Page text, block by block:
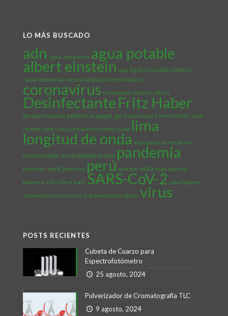
LO MÁS BUSCADO
adn agua agua perú agua potable
albert einstein app big data cambio climático
castañeda lossio ciencia aplicada ciencia básica
coronavirus cromosomas cáncer cólera
Desinfectante Fritz Haber
genoma humano geodésicas google gps huaicos perú invenciones isaac
newton josé luis justiniano martínez la luz lima
longitud de onda louis pasteur medicina
personalizada municipalidad de lima pandemia
patentes perfil genético perú puente solidaridad puente
talavera red robert koch SARS-CoV-2 smartphone
subvenciones tensores tratamiento de aguas virus
POSTS RECIENTES
Cubeta de Cuarzo para
Espectrofotómetro
25 agosto, 2024
Pulverizador de Cromatografía TLC
9 agosto, 2024